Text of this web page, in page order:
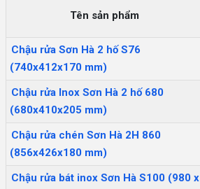
Tên sản phẩm
Chậu rửa Sơn Hà 2 hố S76
(740x412x170 mm)
Chậu rửa Inox Sơn Hà 2 hố 680
(680x410x205 mm)
Chậu rửa chén Sơn Hà 2H 860
(856x426x180 mm)
Chậu rửa bát inox Sơn Hà S100 (980 x